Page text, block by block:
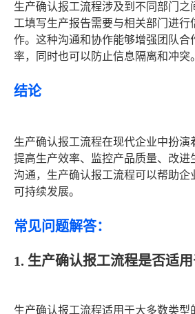
生产确认报工流程涉及到不同部门之
工填写生产报告需要与相关部门进行
作。这种沟通和协作能够增强团队合
率，同时也可以防止信息隔离和冲突。
结论
生产确认报工流程在现代企业中扮演
提高生产效率、监控产品质量、改进
沟通，生产确认报工流程可以帮助企
可持续发展。
常见问题解答：
生产确认报工流程适用于大多数类型